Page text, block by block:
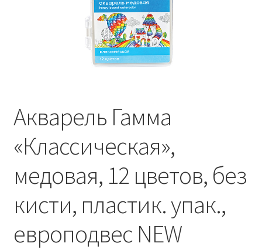
Акварель Гамма
«Классическая»,
медовая, 12 цветов, без
кисти, пластик. упак.,
европодвес NEW